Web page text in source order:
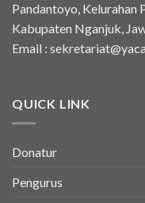
Pandantoyo, Kelurahan
Kabupaten Nganjuk,
Email :
QUICK LINK
Donatur
Pengurus